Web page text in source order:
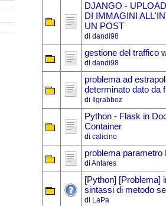
DJANGO -
DI IMMAGINI
UN POST
di dandi98
gestione del traffico
di dandi98
problema ad
determinato dato da
di Ilgrabboz
Python - Flask in
Container
di calicino
problema parametro
di Antares
[Python] [Problema]
sintassi di metodo
di LaPa